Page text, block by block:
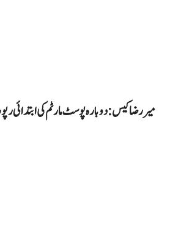
میر رضا کیس: دوبارہ پوسٹ مارٹم کی ابتدائی